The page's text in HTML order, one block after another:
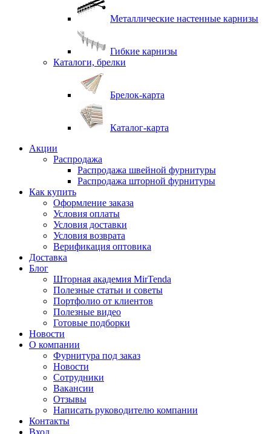
Металлические настенные карнизы
Гибкие карнизы
Каталоги, брелки
Брелок-карта
Каталог-карта
Акции
Распродажа
Распродажа швейной фурнитуры
Распродажа шторной фурнитуры
Как купить
Оформление заказа
Условия оплаты
Условия доставки
Условия возврата
Верификация оптовика
Доставка
Блог
Шторная академия MirTenda
Полезные статьи и советы
Портфолио от клиентов
Полезные видео
Готовые подборки
Новости
О компании
Фурнитура под заказ
Новости
Сотрудники
Вакансии
Отзывы
Написать руководителю компании
Контакты
Вход